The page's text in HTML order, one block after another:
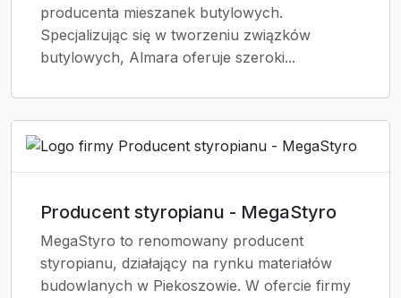
producenta mieszanek butylowych.
Specjalizując się w tworzeniu związków
butylowych, Almara oferuje szeroki...
Producent styropianu - MegaStyro
MegaStyro to renomowany producent
styropianu, działający na rynku materiałów
budowlanych w Piekoszowie. W ofercie firmy